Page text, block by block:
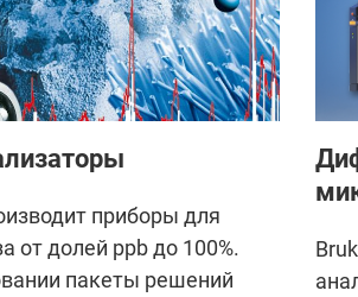
приборы для
от долей ppb до 100%.
пакеты решений